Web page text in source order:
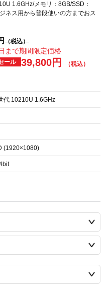
1.6GHz/メモリ：8GB/SSD：
ネス用から普段使いの方までおス
ール 39,800円
まで期間限定価格
代 10210U 1.6GHz
(1920×1080)